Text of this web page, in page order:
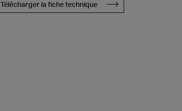
Télécharger la fiche technique